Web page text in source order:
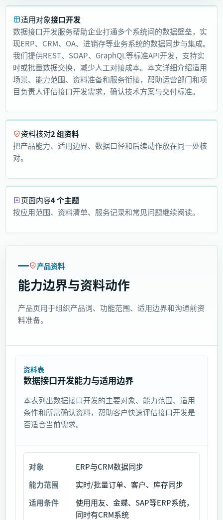
适用对象接口开发
数据接口开发服务帮助企业打通多个系统间的数据壁垒，实
现ERP、CRM、OA、进销存等业务系统的数据同步与集成。
我们提供REST、SOAP、GraphQL等标准API开发，支持实
时或批量数据交换，减少人工对接成本。本文详细介绍适用
场景、能力范围、资料准备和服务衔接，帮助运营部门和项
目负责人评估接口开发需求，确认技术方案与交付标准。
资料核对2 组资料
把产品能力、适用边界、数据口径和后续动作放在同一处核
对。
页面内容4 个主题
按应用范围、资料清单、服务记录和常见问题继续阅读。
产品资料
能力边界与资料动作
产品页用于组织产品词、功能范围、适用边界和沟通前资
料准备。
资料表
数据接口开发能力与适用边界
本表列出数据接口开发的主要对象、能力范围、适用
条件和所需确认资料，帮助客户快速评估接口开发是
否适合当前需求。
对
象
能
ERP与CRM数据同步
实时/批量订单、客户、库存同步
使用用友、金蝶、SAP等ERP系统，
同时有CRM系统